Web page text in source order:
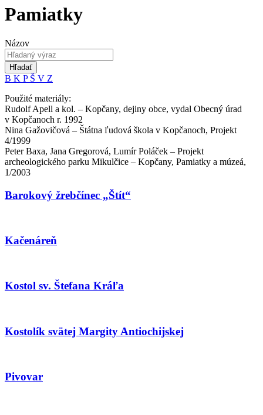
Pamiatky
Názov
Hľadať
B K P Š V Z
Použité materiály:
Rudolf Apell a kol. – Kopčany, dejiny obce, vydal Obecný úrad
v Kopčanoch r. 1992
Nina Gažovičová – Štátna ľudová škola v Kopčanoch, Projekt
4/1999
Peter Baxa, Jana Gregorová, Lumír Poláček – Projekt
archeologického parku Mikulčice – Kopčany, Pamiatky a múzeá,
1/2003
Barokový žrebčínec „Štít“
Kačenáreň
Kostol sv. Štefana Kráľa
Kostolík svätej Margity Antiochijskej
Pivovar